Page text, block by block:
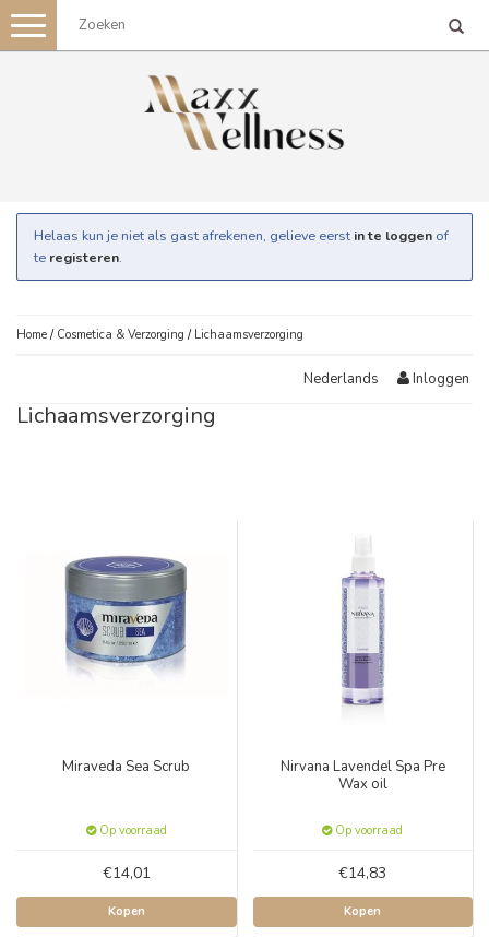
Toggle
navigation
Helaas kun je niet als gast afrekenen, gelieve eerst in te loggen of
te registeren.
Home / Cosmetica & Verzorging / Lichaamsverzorging
Nederlands Inloggen
Lichaamsverzorging
Miraveda Sea Scrub
Op voorraad
€14,01
Kopen
Nirvana Lavendel Spa Pre
Wax oil
Op voorraad
€14,83
Kopen